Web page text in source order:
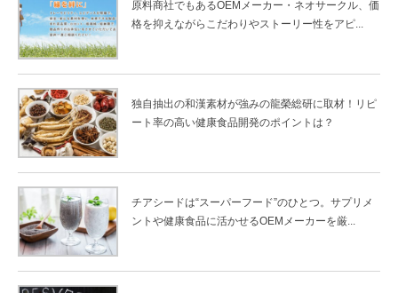
原料商社でもあるOEMメーカー・ネオサークル、価
格を抑えながらこだわりやストーリー性をアピ...
独自抽出の和漢素材が強みの龍榮総研に取材！リピ
ート率の高い健康食品開発のポイントは？
チアシードは“スーパーフード”のひとつ。サプリメ
ントや健康食品に活かせるOEMメーカーを厳...